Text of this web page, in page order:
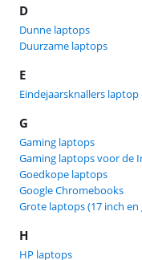
D
Dunne laptops
Duurzame laptops
E
Eindejaarsknallers laptop
G
Gaming laptops
Gaming laptops voor de
Goedkope laptops
Google Chromebooks
Grote laptops (17 inch
H
HP laptops